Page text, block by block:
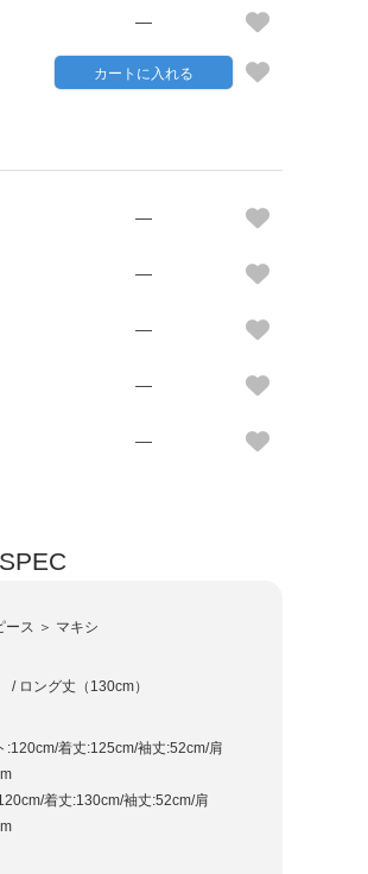
—
カートに入れる
—
—
—
—
—
ース ＞ マキシ
/ ロング丈（130cm）
:120cm/着丈:125cm/袖丈:52cm/肩
着丈:130cm/袖丈:52cm/肩